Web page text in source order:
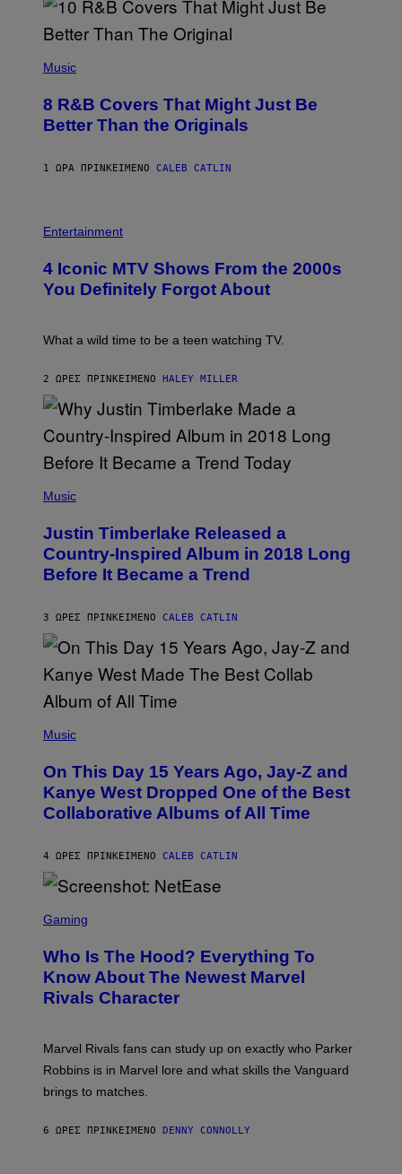
P
T
O
B
B
O
B
R
T
S
E
D
E
N
)
Music
8 R&B Covers That Might Just Be
Better Than the Originals
1 ΏΡΑ ΠΡΙΝ ΚΕΊΜΕΝΟ CALEB CATLIN
H
O
:
P
E
R
M
R
/
G
E
T
I
M
A
G
E
Entertainment
4 Iconic MTV Shows From the 2000s
You Definitely Forgot About
What a wild time to be a teen watching TV.
2 ΏΡΕΣ ΠΡΙΝ ΚΕΊΜΕΝΟ HALEY MILLER
P
T
O
B
Y
R
S
O
P
H
E
P
L
K
/
B
P
H
O
B
N
K
/
N
B
N
V
E
R
A
Music
Justin Timberlake Released a
Country-Inspired Album in 2018 Long
Before It Became a Trend
3 ΏΡΕΣ ΠΡΙΝ ΚΕΊΜΕΝΟ CALEB CATLIN
P
T
O
B
Y
N
E
O
Z
A
R
K
G
E
T
Y
A
Music
On This Day 15 Years Ago, Jay-Z and
Kanye West Dropped One of the Best
Collaborative Albums of All Time
4 ΏΡΕΣ ΠΡΙΝ ΚΕΊΜΕΝΟ CALEB CATLIN
C
E
N
S
H
N
E
E
E
Gaming
Who Is The Hood? Everything To
Know About The Newest Marvel
Rivals Character
Marvel Rivals fans can study up on exactly who Parker
Robbins is in Marvel lore and what skills the Vanguard
brings to matches.
6 ΏΡΕΣ ΠΡΙΝ ΚΕΊΜΕΝΟ DENNY CONNOLLY